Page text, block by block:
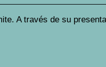
A través de su